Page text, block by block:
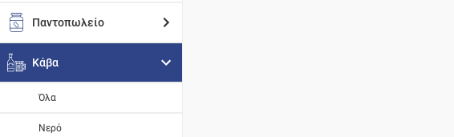
Παντοπωλείο
Κάβα
Όλα
Νερό